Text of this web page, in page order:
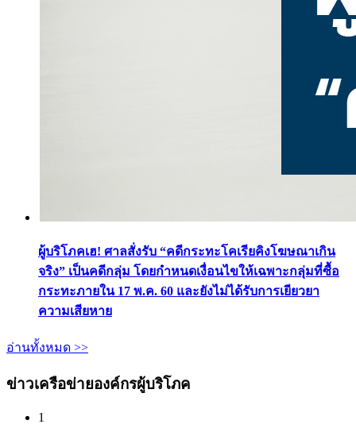
ผู้บริโภคเฮ! ศาลสั่งรับ “คดีกระทะโคเรียคิงโฆษณาเกิน
จริง” เป็นคดีกลุ่ม โดยกำหนดเงื่อนไขให้เฉพาะกลุ่มที่ซื้อ
กระทะภายใน 17 พ.ค. 60 และยังไม่ได้รับการเยียวยา
ความเสียหาย
อ่านทั้งหมด >>
ข่าวเครือข่ายองค์กรผู้บริโภค
1